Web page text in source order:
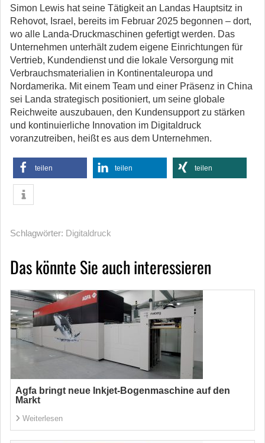
Simon Lewis hat seine Tätigkeit an Landas Hauptsitz in
Rehovot, Israel, bereits im Februar 2025 begonnen – dort,
wo alle Landa-Druckmaschinen gefertigt werden. Das
Unternehmen unterhält zudem eigene Einrichtungen für
Vertrieb, Kundendienst und die lokale Versorgung mit
Verbrauchsmaterialien in Kontinentaleuropa und
Nordamerika. Mit einem Team und einer Präsenz in China
sei Landa strategisch positioniert, um seine globale
Reichweite auszubauen, den Kundensupport zu stärken
und kontinuierliche Innovation im Digitaldruck
voranzutreiben, heißt es aus dem Unternehmen.
teilen teilen teilen
Schlagwörter: Digitaldruck
Das könnte Sie auch interessieren
Agfa bringt neue Inkjet-Bogenmaschine auf den
Markt
Weiterlesen